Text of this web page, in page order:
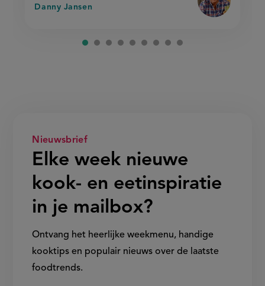
Danny Jansen
Nieuwsbrief
Elke week nieuwe
kook- en eetinspiratie
in je mailbox?
Ontvang het heerlijke weekmenu, handige
kooktips en populair nieuws over de laatste
foodtrends.